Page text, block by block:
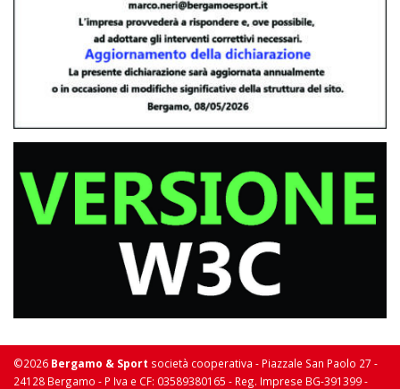
©2026 Bergamo & Sport società cooperativa - Piazzale San Paolo 27 -
24128 Bergamo - P Iva e CF: 03589380165 - Reg. Imprese BG-391399 -